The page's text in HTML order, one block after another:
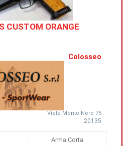
CUSTOM ORANGE
Colosseo
Viale Monte Nero 76
20135
Arma Corta